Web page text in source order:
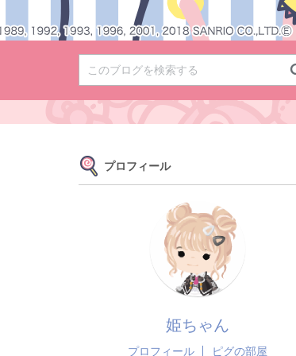
プロフィール
姫ちゃん
プロフィール ピグの部屋